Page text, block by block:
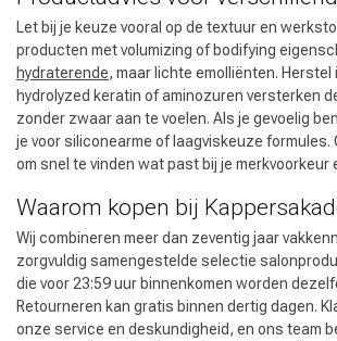
Let bij je keuze vooral op de textuur en
producten met volumizing of bodifying
hydraterende, maar lichte emolliënten.
hydrolyzed keratin of aminozuren versterken
zonder zwaar aan te voelen. Als je gevoelig
je voor siliconearme of laagviskeuze formules.
om snel te vinden wat past bij je merkvoorkeur
Waarom kopen bij
Wij combineren meer dan zeventig jaar
zorgvuldig samengestelde selectie
die voor 23:59 uur binnenkomen worden
Retourneren kan gratis binnen dertig dagen.
onze service en deskundigheid, en ons team